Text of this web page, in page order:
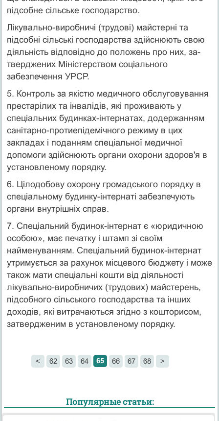
підсобне сільське господарство.
Лікувально-виробничі (трудові) майстерні та
підсобні сільські господарства здійснюють свою
діяльність відповідно до положень про них, за­
тверджених Міністерством соціального
забезпечення УРСР.
5. Контроль за якістю медичного обслуговування
престарілих та інва­лідів, які проживають у
спеціальних будинках-інтернатах, додержанням
санітарно-протиепідемічного режиму в цих
закладах і поданням спе­ціальної медичної
допомоги здійснюють органи охорони здоров'я в
уста­новленому порядку.
6. Цілодобову охорону громадського порядку в
спеціальному будин­ку-інтернаті забезпечують
органи внутрішніх справ.
7. Спеціальний будинок-інтернат є «юридичною
особою», має печатку і штамп зі своїм
найменуванням. Спеціальний будинок-інтернат
утримує­ться за рахунок місцевого бюджету і може
також мати спеціальні кошти від діяльності
лікувально-виробничих (трудових) майстерень,
підсобно­го сільського господарства та інших
доходів, які витрачаються згідно з кошторисом,
затвердженим в установленому порядку.
< 62 63 64 65 66 67 68 >
Популярные статьи: